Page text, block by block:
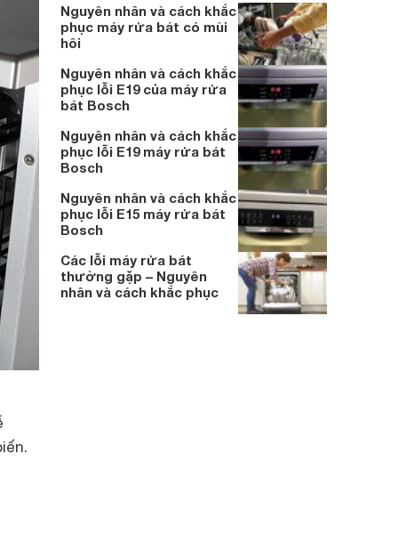
Nguyên nhân và cách khắc
phục máy rửa bát có mùi
hôi
Nguyên nhân và cách khắc
phục lỗi E19 của máy rửa
bát Bosch
Nguyên nhân và cách khắc
phục lỗi E19 máy rửa bát
Bosch
Nguyên nhân và cách khắc
phục lỗi E15 máy rửa bát
Bosch
Các lỗi máy rửa bát
thường gặp – Nguyên
nhân và cách khắc phục